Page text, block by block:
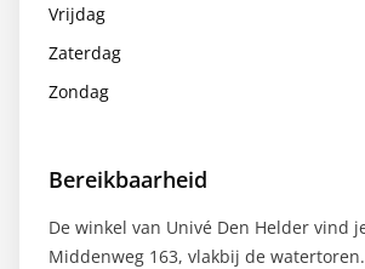
Vrijdag
Zaterdag
Zondag
Bereikbaarheid
De winkel van Univé Den Helder vind
Middenweg 163, vlakbij de